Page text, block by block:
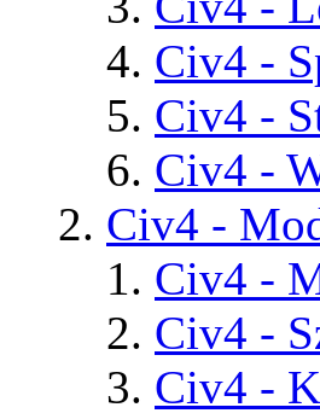
Civ4 -
Civ4 -
Civ4 -
Civ4 -
Civ4 -
Civ4 -
Civ4 -